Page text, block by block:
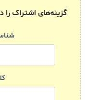
گزینه‌های اشتراک را